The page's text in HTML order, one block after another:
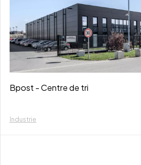
Bpost - Centre de tri
Industrie